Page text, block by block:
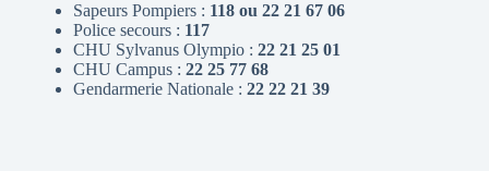
Sapeurs Pompiers : 118 ou 22 21 67 06
Police secours : 117
CHU Sylvanus Olympio : 22 21 25 01
CHU Campus : 22 25 77 68
Gendarmerie Nationale : 22 22 21 39